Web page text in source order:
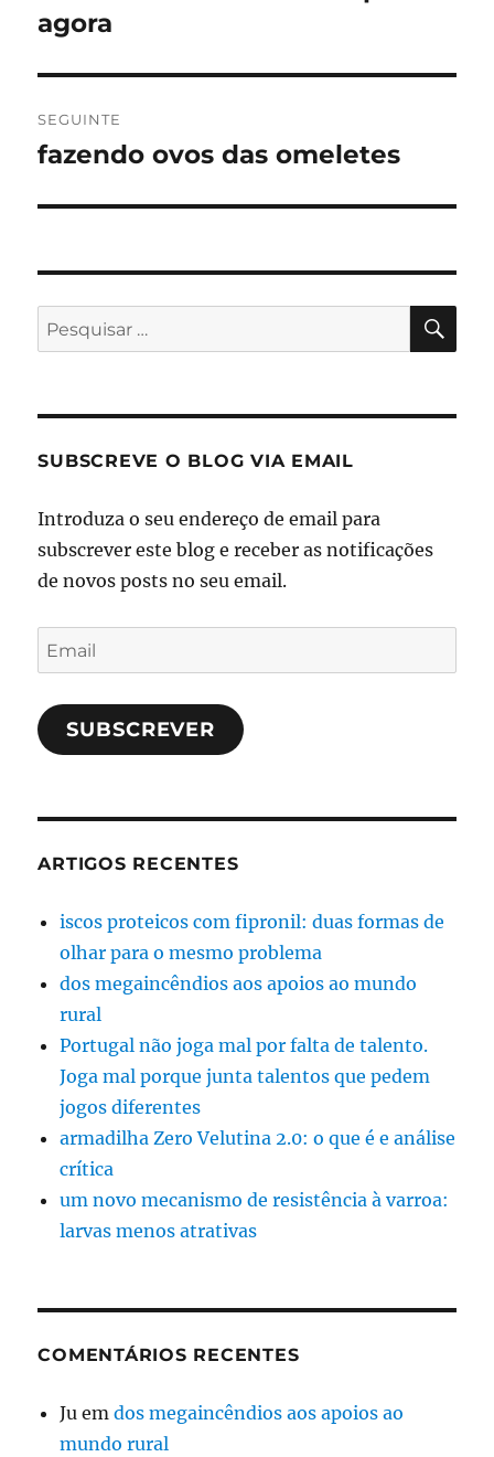
agora
SEGUINTE
Artigo
fazendo ovos das omeletes
Pesquisar
por:
SUBSCREVE O BLOG VIA EMAIL
Introduza o seu endereço de email para
subscrever este blog e receber as notificações
de novos posts no seu email.
Email
SUBSCREVER
ARTIGOS RECENTES
iscos proteicos com fipronil: duas formas de
olhar para o mesmo problema
dos megaincêndios aos apoios ao mundo
rural
Portugal não joga mal por falta de talento.
Joga mal porque junta talentos que pedem
jogos diferentes
armadilha Zero Velutina 2.0: o que é e análise
crítica
um novo mecanismo de resistência à varroa:
larvas menos atrativas
COMENTÁRIOS RECENTES
Ju emdos megaincêndios aos apoios ao
mundo rural